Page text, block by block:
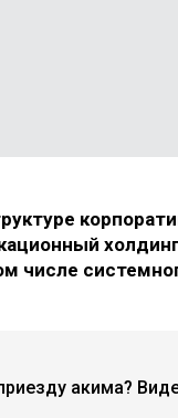
числе
акима?